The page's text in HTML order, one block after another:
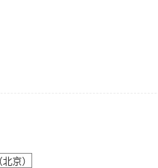
京）